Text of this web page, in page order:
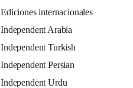
Ediciones internacionales
Independent Arabia
Independent Turkish
Independent Persian
Independent Urdu